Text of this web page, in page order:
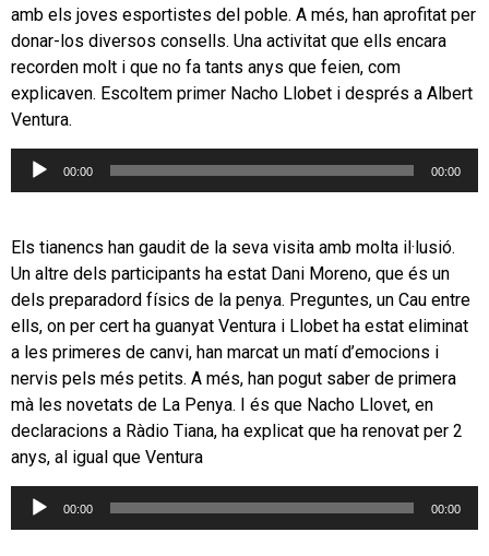
amb els joves esportistes del poble. A més, han aprofitat per
donar-los diversos consells. Una activitat que ells encara
recorden molt i que no fa tants anys que feien, com
explicaven. Escoltem primer Nacho Llobet i després a Albert
Ventura.
Reproductor
00:00 00:00
Els tianencs han gaudit de la seva visita amb molta il·lusió.
Un altre dels participants ha estat Dani Moreno, que és un
dels preparadord físics de la penya. Preguntes, un Cau entre
ells, on per cert ha guanyat Ventura i Llobet ha estat eliminat
a les primeres de canvi, han marcat un matí d’emocions i
nervis pels més petits. A més, han pogut saber de primera
mà les novetats de La Penya. I és que Nacho Llovet, en
declaracions a Ràdio Tiana, ha explicat que ha renovat per 2
anys, al igual que Ventura
Reproductor
00:00 00:00